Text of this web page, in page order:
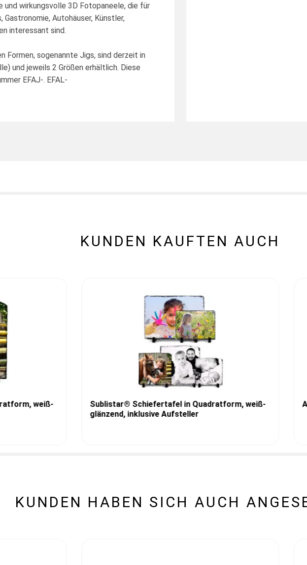
wirkungsvolle 3D Fotopaneele, die für
Autohäuser, Künstler,
interessant sind.
Formen, sogenannte Jigs, sind derzeit in
und jeweils 2 Größen erhältlich. Diese
EFAJ-. EFAL-
KUNDEN KAUFTEN AUCH
weiß-
Sublistar® Schiefertafel in Quadratform, weiß-
glänzend, inklusive Aufsteller
KUNDEN HABEN SICH AUCH